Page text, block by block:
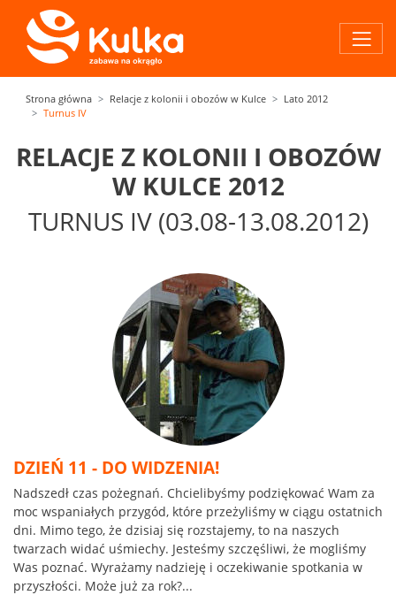
Strona główna Relacje z kolonii i obozów w Kulce
Lato 2012
Turnus IV
RELACJE Z KOLONII I OBOZÓW
W KULCE 2012
TURNUS IV (03.08-13.08.2012)
DZIEŃ 11 - DO WIDZENIA!
Nadszedł czas pożegnań. Chcielibyśmy podziękować Wam za
moc wspaniałych przygód, które przeżyliśmy w ciągu ostatnich
dni. Mimo tego, że dzisiaj się rozstajemy, to na naszych
twarzach widać uśmiechy. Jesteśmy szczęśliwi, że mogliśmy
Was poznać. Wyrażamy nadzieję i oczekiwanie spotkania w
przyszłości. Może już za rok?...